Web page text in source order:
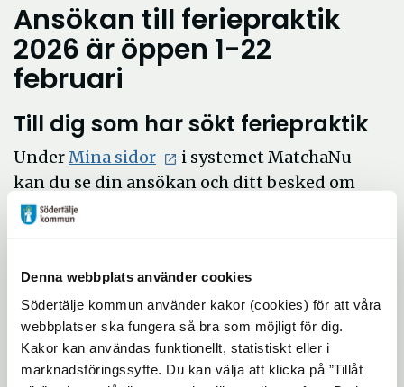
Denna webbplats använder cookies
Södertälje kommun använder kakor (cookies) för att våra
webbplatser ska fungera så bra som möjligt för dig.
Kakor kan användas funktionellt, statistiskt eller i
marknadsföringssyfte. Du kan välja att klicka på ”Tillåt
Ansökan till feriepraktik
2026 är öppen 1-22
februari
Till dig som har sökt feriepraktik
UnderMina sidorÖppna
i
i systemet MatchaNu
kan du se din ansökan och ditt besked om
du har erbjudits en feriepraktikplats eller
Andra möjligheter till
praktikplats
UngDrive